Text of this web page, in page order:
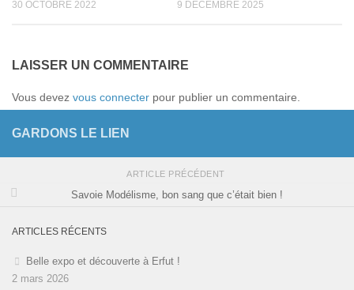
30 OCTOBRE 2022 9 DÉCEMBRE 2025
LAISSER UN COMMENTAIRE
Vous devez vous connecter pour publier un commentaire.
GARDONS LE LIEN
ARTICLE PRÉCÉDENT
Savoie Modélisme, bon sang que c’était bien !
ARTICLES RÉCENTS
Belle expo et découverte à Erfut !
2 mars 2026